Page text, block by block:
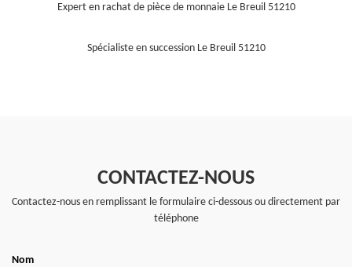
Expert en rachat de pièce de monnaie Le Breuil 51210
Spécialiste en succession Le Breuil 51210
CONTACTEZ-NOUS
Contactez-nous en remplissant le formulaire ci-dessous ou directement par
téléphone
Nom